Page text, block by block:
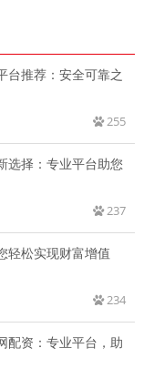
台推荐：安全可靠之
255
选择：专业平台助您
237
轻松实现财富增值
234
配资：专业平台，助